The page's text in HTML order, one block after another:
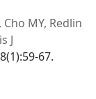
MY, Redlin
J
67.